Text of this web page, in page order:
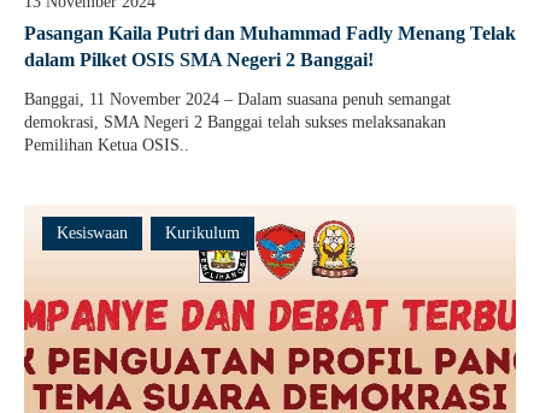
Guru Belajar
Guru Berbagi
Info Gtk
Pasangan Kaila Putri dan Muhammad Fadly Menang Telak
dalam Pilket OSIS SMA Negeri 2 Banggai!
Banggai, 11 November 2024 – Dalam suasana penuh semangat
demokrasi, SMA Negeri 2 Banggai telah sukses melaksanakan
Pemilihan Ketua OSIS..
Kesiswaan Kurikulum